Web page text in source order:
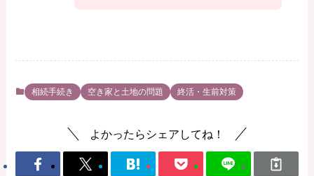
相続手続き 空き家と土地の問題 終活・生前対策
よかったらシェアしてね！